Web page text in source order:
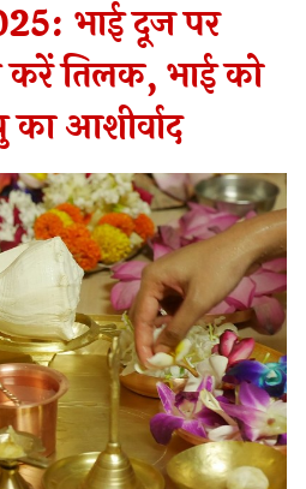
भाई दूज पर
तिलक, भाई को
आशीर्वाद